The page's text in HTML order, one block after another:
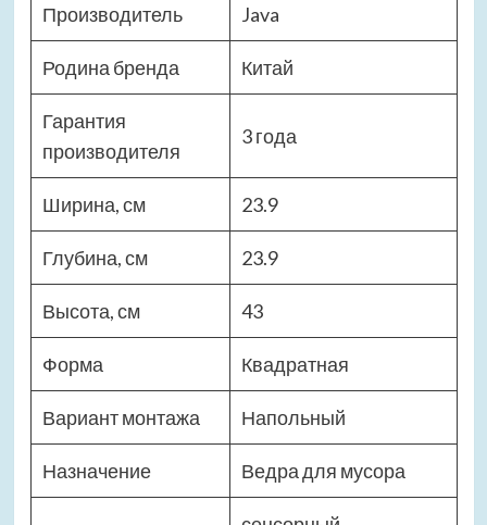
Производитель Java
Родина бренда Китай
Гарантия
производителя
3 года
Ширина, см 23.9
Глубина, см 23.9
Высота, см 43
Форма Квадратная
Вариант монтажа Напольный
Назначение Ведра для мусора